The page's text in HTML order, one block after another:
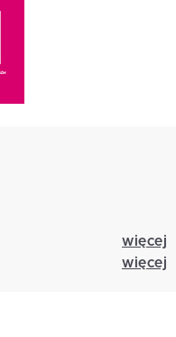
więcej
więcej